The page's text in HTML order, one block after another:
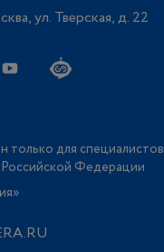
ул. Тверская, д. 22
только для специалистов
Федерации